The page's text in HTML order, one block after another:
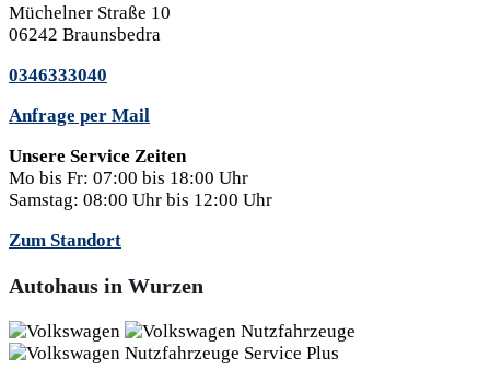
Müchelner Straße 10
06242 Braunsbedra
0346333040
Anfrage per Mail
Unsere Service Zeiten
Mo bis Fr: 07:00 bis 18:00 Uhr
Samstag: 08:00 Uhr bis 12:00 Uhr
Zum Standort
Autohaus in Wurzen